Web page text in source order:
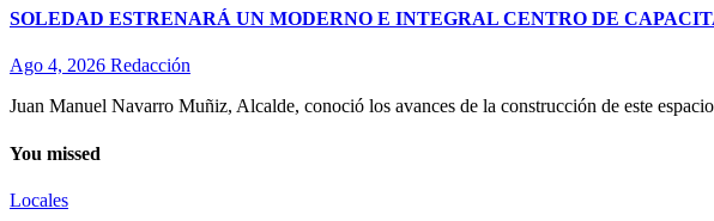
SOLEDAD ESTRENARÁ UN MODERNO E INTEGRAL CENTRO DE
Ago 4, 2026 Redacción
Juan Manuel Navarro Muñiz, Alcalde, conoció los avances de la construcción de este
You missed
Locales